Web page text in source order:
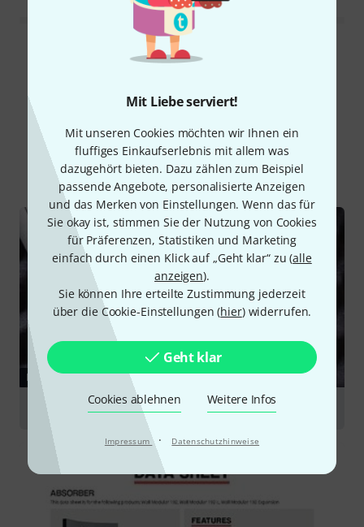
Mit Liebe serviert!
Mit unseren Cookies möchten wir Ihnen ein
fluffiges Einkaufserlebnis mit allem was
dazugehört bieten. Dazu zählen zum Beispiel
passende Angebote, personalisierte Anzeigen
und das Merken von Einstellungen. Wenn das für
Sie okay ist, stimmen Sie der Nutzung von Cookies
für Präferenzen, Statistiken und Marketing
einfach durch einen Klick auf „Geht klar“ zu (alle
anzeigen).
Sie können Ihre erteilte Zustimmung jederzeit
über die Cookie-Einstellungen (hier) widerrufen.
Geht klar
Cookies ablehnen Weitere Infos
Impressum · Datenschutzhinweise
Alle Bewertungen lesen
Schon gewusst?
Alle Ratgeber Downloads
RATGEBER
Studio Akustik